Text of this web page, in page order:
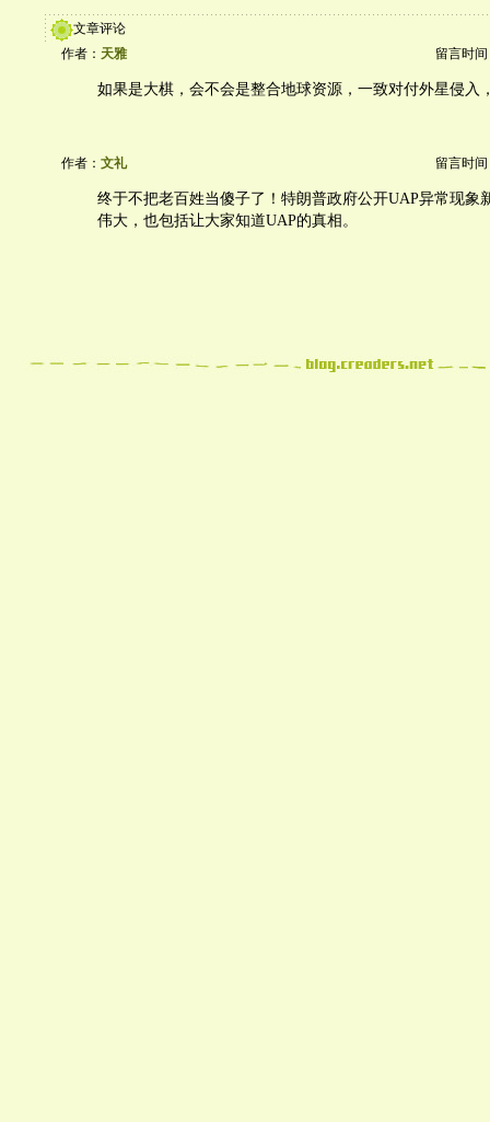
文章评论
作者： 天雅 留言时间
如果是大棋，会不会是整合地球资源，一致对付外星侵入
作者： 文礼 留言时间
终于不把老百姓当傻子了！特朗普政府公开UAP异常现象
伟大，也包括让大家知道UAP的真相。